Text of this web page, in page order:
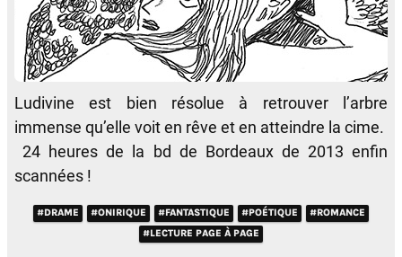
Ludivine est bien résolue à retrouver l’arbre
immense qu’elle voit en rêve et en atteindre la cime.
24 heures de la bd de Bordeaux de 2013 enfin
scannées !
#DRAME #ONIRIQUE #FANTASTIQUE #POÉTIQUE
#ROMANCE
#LECTURE PAGE À PAGE